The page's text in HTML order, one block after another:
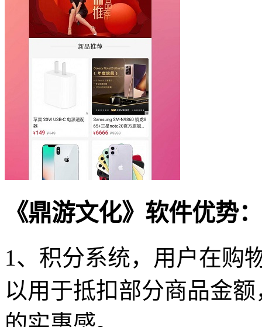
《鼎游文化》软件优势：
1、积分系统，用户在购
以用于抵扣部分商品金